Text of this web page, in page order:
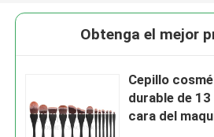
Obtenga el mejor
Cepillo
durable de
cara del